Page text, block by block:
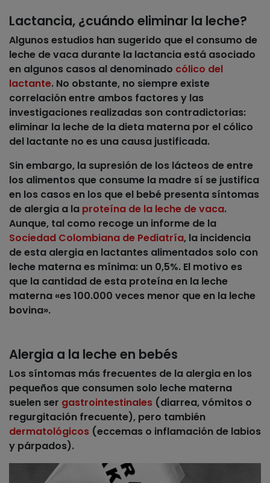
Lactancia, ¿cuándo eliminar la leche?
Algunos estudios han sugerido que el consumo de
leche de vaca durante la lactancia está asociado
en algunos casos al denominado cólico del
lactante. No obstante, no siempre existe
correlación entre ambos factores y las
investigaciones realizadas son contradictorias:
eliminar la leche de la dieta materna por el cólico
del lactante no es una causa justificada.
Sin embargo, la supresión de los lácteos de entre
los alimentos que consume la madre sí se justifica
en los casos en los que el bebé presenta síntomas
de alergia a la proteína de la leche de vaca.
Aunque, tal como recoge un informe de la
Sociedad Colombiana de Pediatría, la incidencia
de esta alergia en lactantes alimentados solo con
leche materna es mínima: un 0,5%. El motivo es
que la cantidad de esta proteína en la leche
materna «es 100.000 veces menor que en la leche
bovina».
Alergia a la leche en bebés
Los síntomas más frecuentes de la alergia en los
pequeños que consumen solo leche materna
suelen ser gastrointestinales (diarrea, vómitos o
regurgitación frecuente), pero también
dermatológicos (eccemas o inflamación de labios
y párpados).